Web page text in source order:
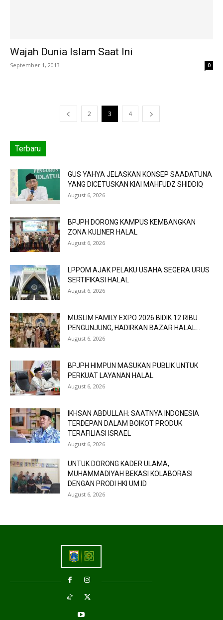
Wajah Dunia Islam Saat Ini
September 1, 2013 0
2 3 4
Terbaru
GUS YAHYA JELASKAN KONSEP SAADATUNA
YANG DICETUSKAN KIAI MAHFUDZ SHIDDIQ
August 6, 2026
BPJPH DORONG KAMPUS KEMBANGKAN
ZONA KULINER HALAL
August 6, 2026
LPPOM AJAK PELAKU USAHA SEGERA URUS
SERTIFIKASI HALAL
August 6, 2026
MUSLIM FAMILY EXPO 2026 BIDIK 12 RIBU
PENGUNJUNG, HADIRKAN BAZAR HALAL...
August 6, 2026
BPJPH HIMPUN MASUKAN PUBLIK UNTUK
PERKUAT LAYANAN HALAL
August 6, 2026
IKHSAN ABDULLAH: SAATNYA INDONESIA
TERDEPAN DALAM BOIKOT PRODUK
TERAFILIASI ISRAEL
August 6, 2026
UNTUK DORONG KADER ULAMA,
MUHAMMADIYAH BEKASI KOLABORASI
DENGAN PRODI HKI UM.ID
August 6, 2026